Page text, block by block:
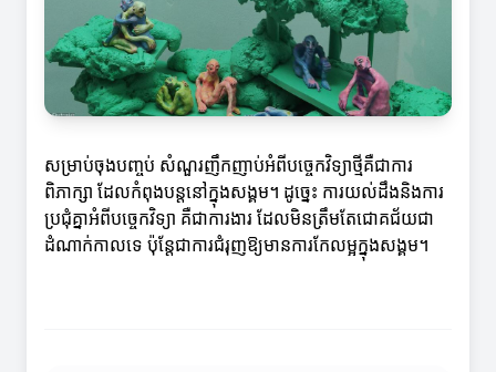
សម្រាប់ចុងបញ្ចប់ សំណួរញឹកញាប់អំពីបច្ចេកវិទ្យាថ្មីគឺជាការ
ពិភាក្សា ដែលកំពុងបន្តនៅក្នុងសង្គម។ ដូច្នេះ ការយល់ដឹងនិងការ
ប្រជុំគ្នាអំពីបច្ចេកវិទ្យា គឺជាការងារ ដែលមិនត្រឹមតែជោគជ័យជា
ដំណាក់កាលទេ ប៉ុន្តែជាការជំរុញឱ្យមានការកែលម្អក្នុងសង្គម។